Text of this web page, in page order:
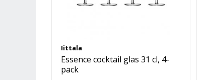
Iittala
Essence cocktail glas 31 cl, 4-
pack